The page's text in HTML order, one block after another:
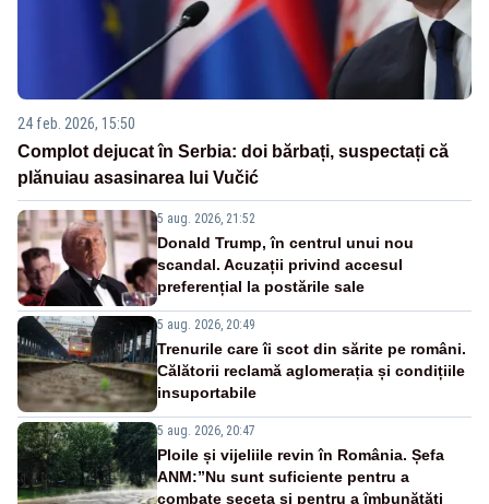
24 feb. 2026, 15:50
Complot dejucat în Serbia: doi bărbați, suspectați că
plănuiau asasinarea lui Vučić
5 aug. 2026, 21:52
Donald Trump, în centrul unui nou
scandal. Acuzații privind accesul
preferențial la postările sale
5 aug. 2026, 20:49
Trenurile care îi scot din sărite pe români.
Călătorii reclamă aglomerația și condițiile
insuportabile
5 aug. 2026, 20:47
Ploile și vijeliile revin în România. Șefa
ANM:”Nu sunt suficiente pentru a
combate seceta și pentru a îmbunătăți